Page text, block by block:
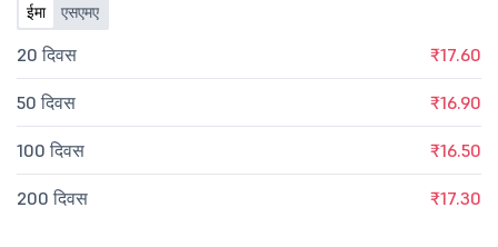
ईमा एसएमए
20 दिवस ₹17.60
50 दिवस ₹16.90
100 दिवस ₹16.50
200 दिवस ₹17.30